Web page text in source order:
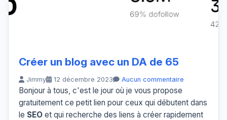
Créer un blog avec un DA de 65
Jimmy 12 décembre 2023 Aucun commentaire
Bonjour à tous, c'est le jour où je vous propose
gratuitement ce petit lien pour ceux qui débutent dans
le SEO et qui recherche des liens à créer rapidement